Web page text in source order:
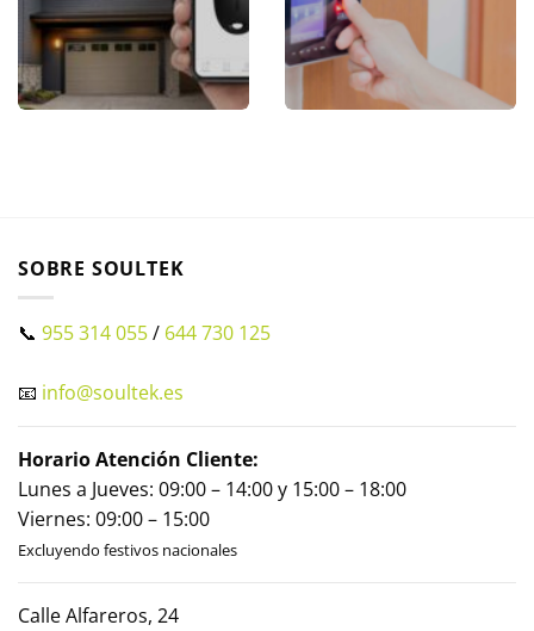
SOBRE SOULTEK
📞 955 314 055/ 644 730 125
📧 info@soultek.es
Horario Atención Cliente:
Lunes a Jueves: 09:00 – 14:00 y 15:00 – 18:00
Viernes: 09:00 – 15:00
Excluyendo festivos nacionales
Calle Alfareros, 24